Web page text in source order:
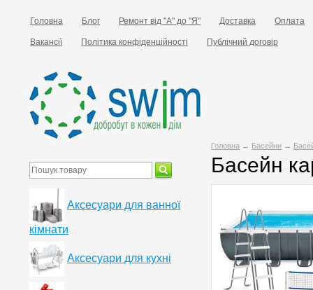
Головна Блог Ремонт від "А" до "Я" Доставка Оплата
Вакансії Політика конфіденційності Публічний договір
Головна → Басейни →
Басейн
Аксесуари для ванної
кімнати
Аксесуари для кухні